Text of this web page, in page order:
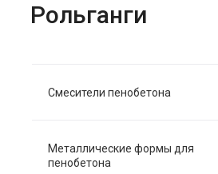
Рольганги
Смесители пенобетона
Металлические формы для
пенобетона